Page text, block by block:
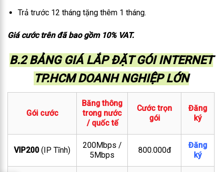
Trả trước 12 tháng tặng thêm 1 tháng.
Giá cước trên đã bao gồm 10% VAT.
B.2 BẢNG GIÁ LẮP ĐẶT GÓI INTERNET
TP.HCM DOANH NGHIỆP LỚN
Gói cước
Băng thông
trong nước
/ quốc tế
Cước trọn
gói
Đăng
ký
VIP200 (IP Tĩnh)
200Mbps /
5Mbps
800.000đ
Đăng
ký